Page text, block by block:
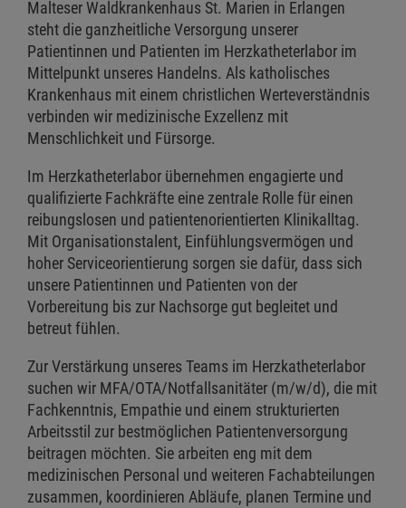
Malteser Waldkrankenhaus St. Marien in Erlangen
steht die ganzheitliche Versorgung unserer
Patientinnen und Patienten im Herzkatheterlabor im
Mittelpunkt unseres Handelns. Als katholisches
Krankenhaus mit einem christlichen Werteverständnis
verbinden wir medizinische Exzellenz mit
Menschlichkeit und Fürsorge.
Im Herzkatheterlabor übernehmen engagierte und
qualifizierte Fachkräfte eine zentrale Rolle für einen
reibungslosen und patientenorientierten Klinikalltag.
Mit Organisationstalent, Einfühlungsvermögen und
hoher Serviceorientierung sorgen sie dafür, dass sich
unsere Patientinnen und Patienten von der
Vorbereitung bis zur Nachsorge gut begleitet und
betreut fühlen.
Zur Verstärkung unseres Teams im Herzkatheterlabor
suchen wir MFA/OTA/Notfallsanitäter (m/w/d), die mit
Fachkenntnis, Empathie und einem strukturierten
Arbeitsstil zur bestmöglichen Patientenversorgung
beitragen möchten. Sie arbeiten eng mit dem
medizinischen Personal und weiteren Fachabteilungen
zusammen, koordinieren Abläufe, planen Termine und